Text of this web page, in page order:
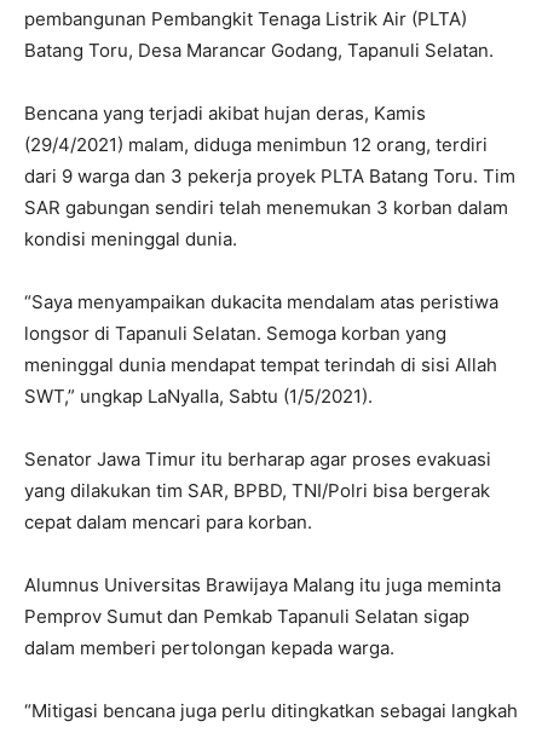
pembangunan Pembangkit Tenaga Listrik Air (PLTA)
Batang Toru, Desa Marancar Godang, Tapanuli Selatan.
Bencana yang terjadi akibat hujan deras, Kamis
(29/4/2021) malam, diduga menimbun 12 orang, terdiri
dari 9 warga dan 3 pekerja proyek PLTA Batang Toru. Tim
SAR gabungan sendiri telah menemukan 3 korban dalam
kondisi meninggal dunia.
“Saya menyampaikan dukacita mendalam atas peristiwa
longsor di Tapanuli Selatan. Semoga korban yang
meninggal dunia mendapat tempat terindah di sisi Allah
SWT,” ungkap LaNyalla, Sabtu (1/5/2021).
Senator Jawa Timur itu berharap agar proses evakuasi
yang dilakukan tim SAR, BPBD, TNI/Polri bisa bergerak
cepat dalam mencari para korban.
Alumnus Universitas Brawijaya Malang itu juga meminta
Pemprov Sumut dan Pemkab Tapanuli Selatan sigap
dalam memberi pertolongan kepada warga.
“Mitigasi bencana juga perlu ditingkatkan sebagai langkah